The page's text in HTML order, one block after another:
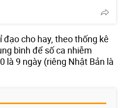
đạo cho hay, theo thống kê
bình để số ca nhiễm
là 9 ngày (riêng Nhật Bản là